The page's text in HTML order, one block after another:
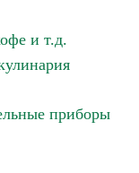
и т.д.
приборы